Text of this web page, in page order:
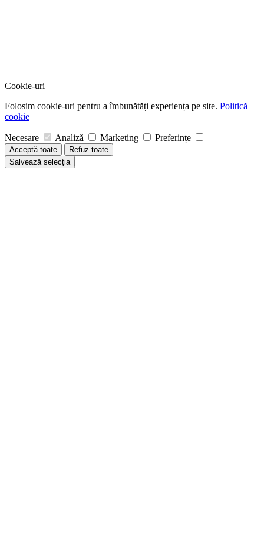
Cookie-uri
Folosim cookie-uri pentru a îmbunătăți experiența pe site. Politică
cookie
Necesare Analiză Marketing Preferințe
Acceptă toate
Refuz toate
Salvează selecția